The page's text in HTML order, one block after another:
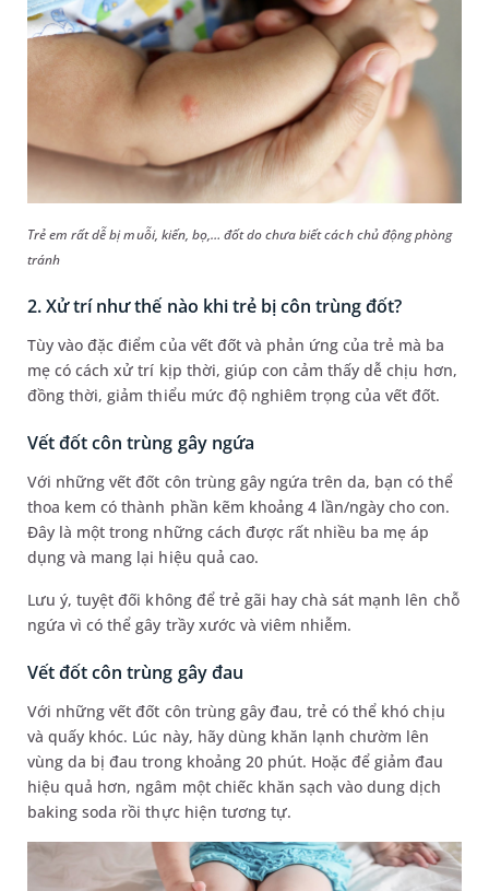
Trẻ em rất dễ bị muỗi, kiến, bọ,… đốt do chưa biết cách chủ động phòng
tránh
2. Xử trí như thế nào khi trẻ bị côn trùng đốt?
Tùy vào đặc điểm của vết đốt và phản ứng của trẻ mà ba
mẹ có cách xử trí kịp thời, giúp con cảm thấy dễ chịu hơn,
đồng thời, giảm thiểu mức độ nghiêm trọng của vết đốt.
Vết đốt côn trùng gây ngứa
Với những vết đốt côn trùng gây ngứa trên da, bạn có thể
thoa kem có thành phần kẽm khoảng 4 lần/ngày cho con.
Đây là một trong những cách được rất nhiều ba mẹ áp
dụng và mang lại hiệu quả cao.
Lưu ý, tuyệt đối không để trẻ gãi hay chà sát mạnh lên chỗ
ngứa vì có thể gây trầy xước và viêm nhiễm.
Vết đốt côn trùng gây đau
Với những vết đốt côn trùng gây đau, trẻ có thể khó chịu
và quấy khóc. Lúc này, hãy dùng khăn lạnh chườm lên
vùng da bị đau trong khoảng 20 phút. Hoặc để giảm đau
hiệu quả hơn, ngâm một chiếc khăn sạch vào dung dịch
baking soda rồi thực hiện tương tự.